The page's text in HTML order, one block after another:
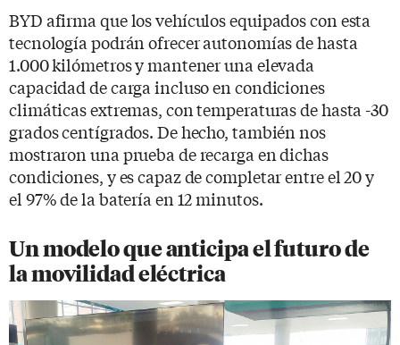
BYD afirma que los vehículos equipados con esta
tecnología podrán ofrecer autonomías de hasta
1.000 kilómetros y mantener una elevada
capacidad de carga incluso en condiciones
climáticas extremas, con temperaturas de hasta -30
grados centígrados. De hecho, también nos
mostraron una prueba de recarga en dichas
condiciones, y es capaz de completar entre el 20 y
el 97% de la batería en 12 minutos.
Un modelo que anticipa el futuro de
la movilidad eléctrica